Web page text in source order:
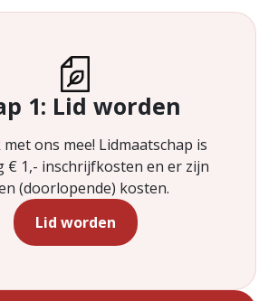
1: Lid worden
ons mee! Lidmaatschap is
€ 1,- inschrijfkosten en er zijn
(doorlopende) kosten.
Lid worden